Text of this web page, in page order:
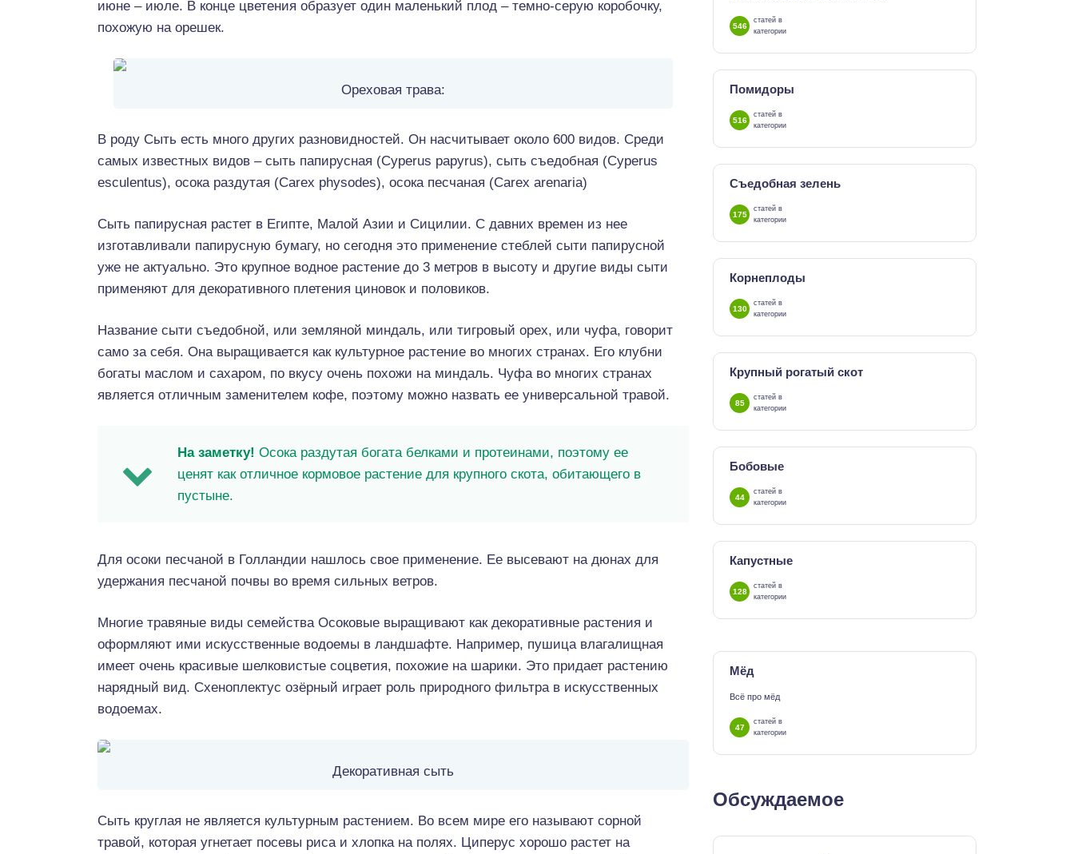
июне – июле. В конце цветения образует один маленький плод – темно-серую коробочку,
похожую на орешек.
Ореховая трава:
В роду Сыть есть много других разновидностей. Он насчитывает около 600 видов. Среди
самых известных видов – сыть папирусная (Cyperus papyrus), сыть съедобная (Cyperus
esculentus), осока раздутая (Carex physodes), осока песчаная (Carex arenaria)
Сыть папирусная растет в Египте, Малой Азии и Сицилии. С давних времен из нее
изготавливали папирусную бумагу, но сегодня это применение стеблей сыти папирусной
уже не актуально. Это крупное водное растение до 3 метров в высоту и другие виды сыти
применяют для декоративного плетения циновок и половиков.
Название сыти съедобной, или земляной миндаль, или тигровый орех, или чуфа, говорит
само за себя. Она выращивается как культурное растение во многих странах. Его клубни
богаты маслом и сахаром, по вкусу очень похожи на миндаль. Чуфа во многих странах
является отличным заменителем кофе, поэтому можно назвать ее универсальной травой.
На заметку! Осока раздутая богата белками и протеинами, поэтому ее
ценят как отличное кормовое растение для крупного скота, обитающего в
пустыне.
Для осоки песчаной в Голландии нашлось свое применение. Ее высевают на дюнах для
удержания песчаной почвы во время сильных ветров.
Многие травяные виды семейства Осоковые выращивают как декоративные растения и
оформляют ими искусственные водоемы в ландшафте. Например, пушица влагалищная
имеет очень красивые шелковистые соцветия, похожие на шарики. Это придает растению
нарядный вид. Схеноплектус озёрный играет роль природного фильтра в искусственных
водоемах.
Декоративная сыть
Сыть круглая не является культурным растением. Во всем мире его называют сорной
травой, которая угнетает посевы риса и хлопка на полях. Циперус хорошо растет на
546
статей в
категории
Помидоры
516
статей в
категории
Съедобная зелень
175
статей в
категории
Корнеплоды
130
статей в
категории
Крупный рогатый скот
85
статей в
категории
Бобовые
44
статей в
категории
Капустные
128
статей в
категории
Мёд
Всё про мёд
47
статей в
категории
Обсуждаемое